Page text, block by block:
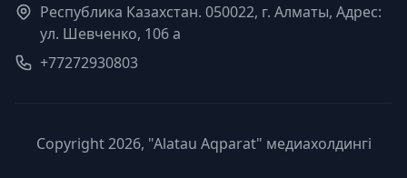
Республика Казахстан. 050022, г. Алматы, Адрес:
ул. Шевченко, 106 а
+77272930803
Copyright 2026, "Alatau Aqparat" медиахолдингі